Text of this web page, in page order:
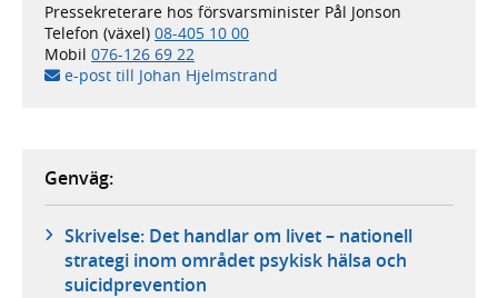
Pressekreterare hos försvarsminister Pål Jonson
Telefon (växel) 08-405 10 00
Mobil 076-126 69 22
e-post till Johan Hjelmstrand
Genväg:
Skrivelse: Det handlar om livet – nationell
strategi inom området psykisk hälsa och
suicidprevention